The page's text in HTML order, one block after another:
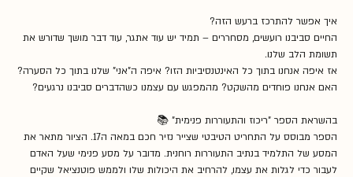
איך אפשר להתרכז ברעש הזה?
החיים סביבנו רועשים, מסחררים – תמיד יש עוד אתגר, עוד דבר מושך שדורש את
תשומת הלב שלנו.
אז איפה אנחנו בתוך כל האינטנסיביות הזו? איפה ה"אני" שלנו בתוך כל הסערה?
האם אנחנו פוחדים מהשקט? מהמפגש עם עצמנו כשהדברים סביבנו נרגעים?
בהשראת הספר "ריכוז והתעוררות פנימית" 📚
הספר מבוסס על התחריט הטיבטי שצייר נזיר חכם במאה ה17. הציור מתאר את
המסע של התלמיד בנתיב התעוררות רוחנית. מדובר על מסע פנימי שעל האדם
לעבור כדי לגלות את עצמו, להרחיב את היכולות שלו ולממש פוטנציאל שקיים